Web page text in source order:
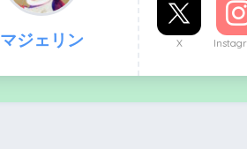
マジェリン X